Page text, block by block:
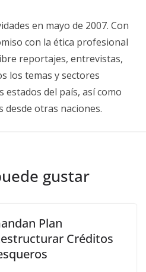
en mayo de 2007. Con
con la ética profesional
reportajes, entrevistas,
los temas y sectores
del país, así como
desde otras naciones.
gustar
Plan
Créditos